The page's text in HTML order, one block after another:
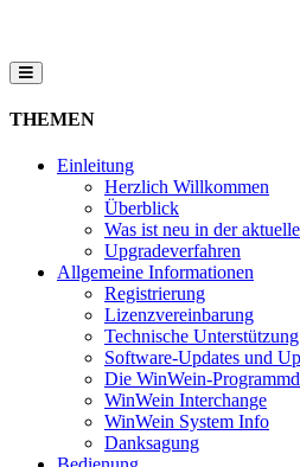
THEMEN
Einleitung
Herzlich Willkommen
Überblick
Was ist neu in der
Upgradeverfahren
Allgemeine Informationen
Registrierung
Lizenzvereinbarung
Technische Unterstützung
Software-Updates und
Die WinWein-
WinWein Interchange
WinWein System Info
Danksagung